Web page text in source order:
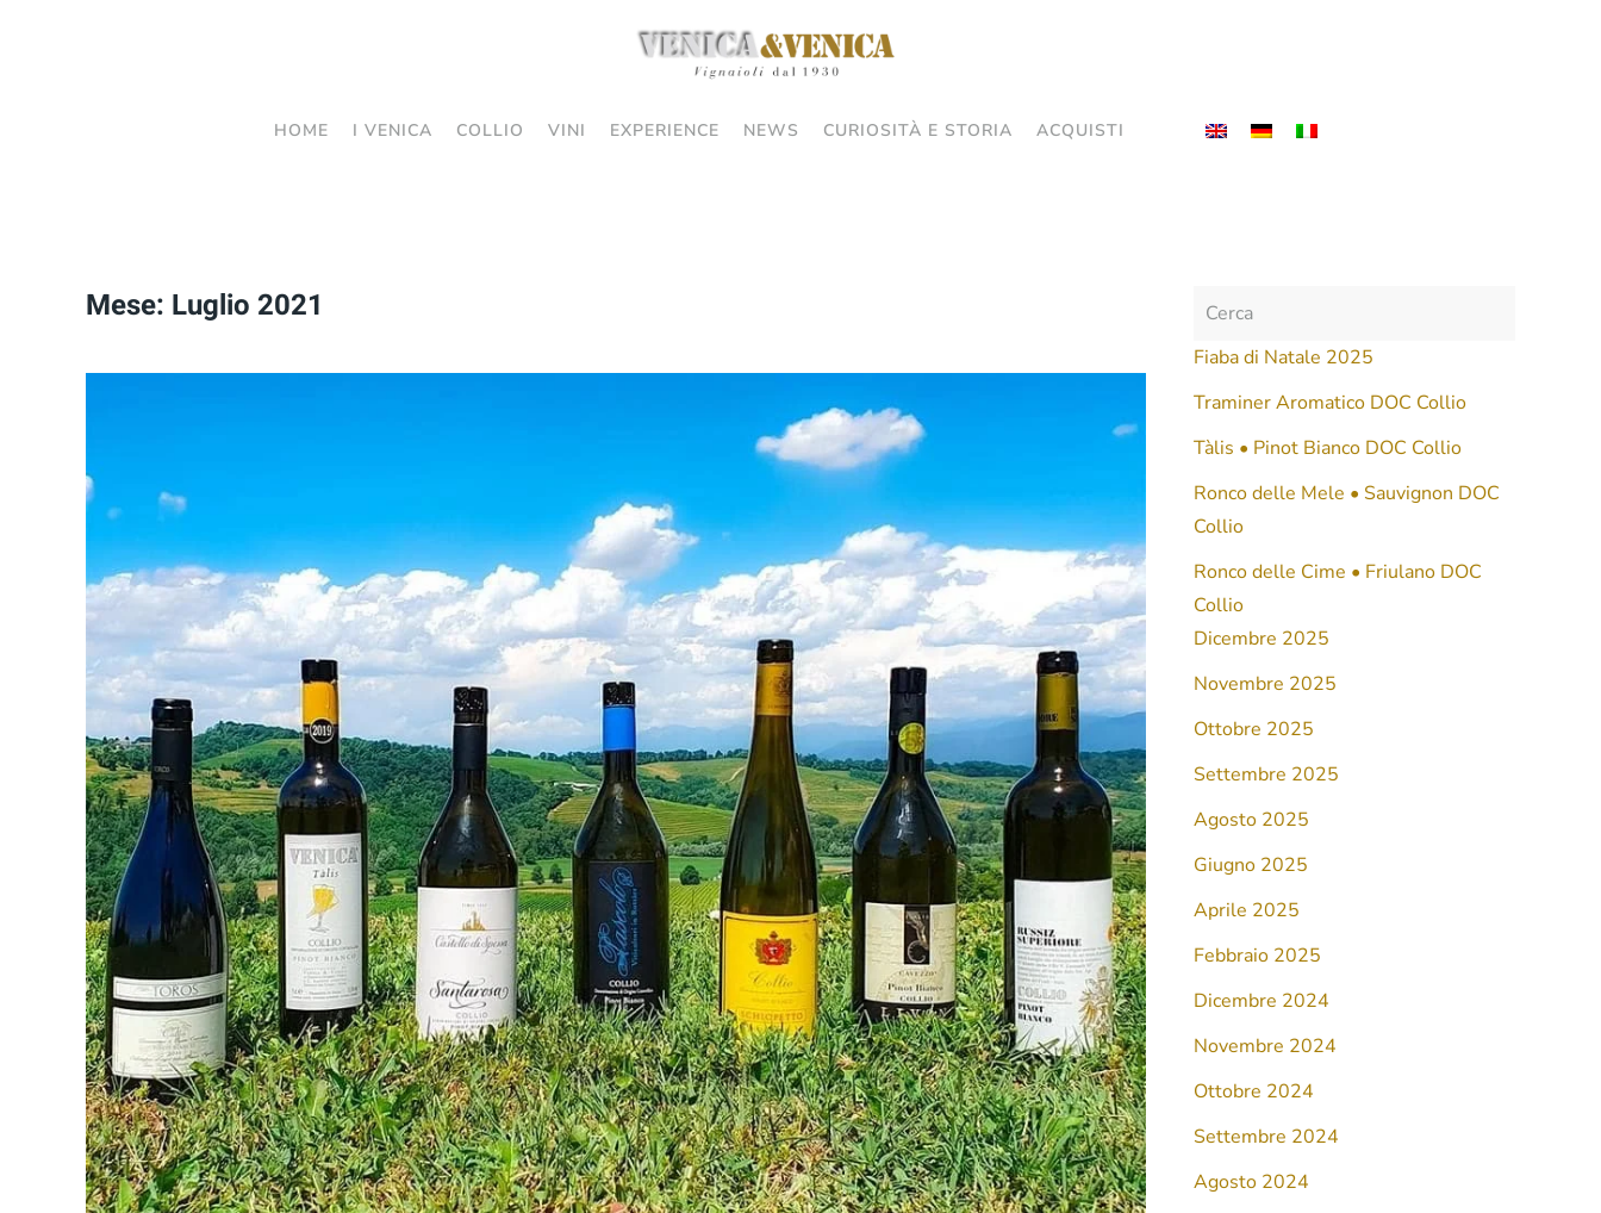
HOME I VENICA COLLIO VINI EXPERIENCE NEWS CURIOSITÀ E STORIA ACQUISTI
Mese: Luglio 2021
Fiaba di Natale 2025
Traminer Aromatico DOC Collio
Tàlis • Pinot Bianco DOC Collio
Ronco delle Mele • Sauvignon DOC
Collio
Ronco delle Cime • Friulano DOC
Collio
Dicembre 2025
Novembre 2025
Ottobre 2025
Settembre 2025
Agosto 2025
Giugno 2025
Aprile 2025
Febbraio 2025
Dicembre 2024
Novembre 2024
Ottobre 2024
Settembre 2024
Agosto 2024